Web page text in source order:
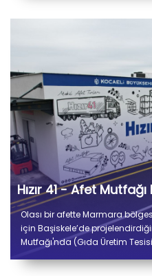
Hızır 41 - Afet
Olası bir afette Marmara
için Başiskele’de
Mutfağı'nda (Gıda Üretim
tesiste kuru ve soğuk depo